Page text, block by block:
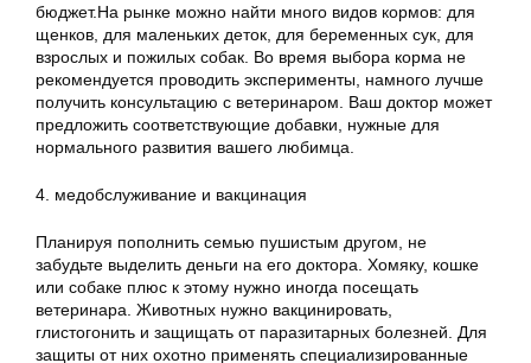
бюджет.На рынке можно найти много видов кормов: для
щенков, для маленьких деток, для беременных сук, для
взрослых и пожилых собак. Во время выбора корма не
рекомендуется проводить эксперименты, намного лучше
получить консультацию с ветеринаром. Ваш доктор может
предложить соответствующие добавки, нужные для
нормального развития вашего любимца.
4. медобслуживание и вакцинация
Планируя пополнить семью пушистым другом, не
забудьте выделить деньги на его доктора. Хомяку, кошке
или собаке плюс к этому нужно иногда посещать
ветеринара. Животных нужно вакцинировать,
глистогонить и защищать от паразитарных болезней. Для
защиты от них охотно применять специализированные